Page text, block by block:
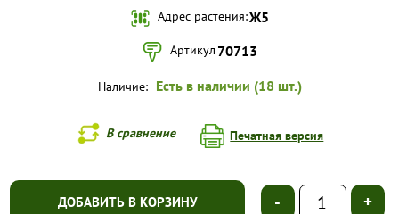
Адрес растения:Ж5
Артикул 70713
Наличие: Есть в наличии (18 шт.)
В сравнение Печатная версия
ДОБАВИТЬ В КОРЗИНУ - +